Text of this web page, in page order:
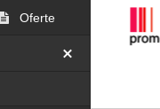
Oferte